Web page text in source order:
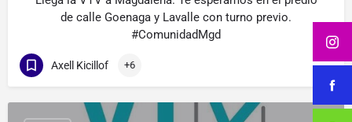
de calle Goenaga y Lavalle con turno previo.
#ComunidadMgd
Axell Kicillof +6